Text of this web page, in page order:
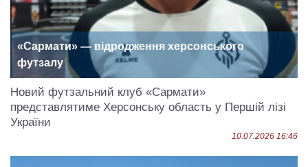
«Сармати» — відродження херсонського
футзалу
Новий футзальний клуб «Сармати»
представлятиме Херсонську область у Першій лізі
України
10.07.2026 16:46